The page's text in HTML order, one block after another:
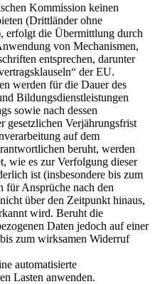
Kommission keinen
(Drittländer ohne
erfolgt die Übermittlung durch
von Mechanismen,
entsprechen, darunter
der EU.
werden für die Dauer des
Bildungsdienstleistungen
sowie nach dessen
gesetzlichen Verjährungsfrist
auf dem
beruht, werden
wie es zur Verfolgung dieser
ist (insbesondere bis zum
für Ansprüche nach den
über den Zeitpunkt hinaus,
wird. Beruht die
Daten jedoch auf einer
zum wirksamen Widerruf
automatisierte
Lasten anwenden.